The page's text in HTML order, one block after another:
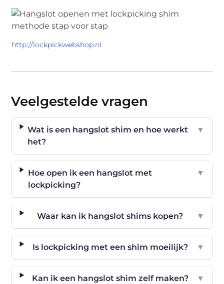
http://lockpickwebshop.nl
Veelgestelde vragen
Wat is een hangslot shim en hoe werkt
het?
▼
Hoe open ik een hangslot met
lockpicking?
▼
Waar kan ik hangslot shims kopen? ▼
Is lockpicking met een shim moeilijk? ▼
Kan ik een hangslot shim zelf maken? ▼